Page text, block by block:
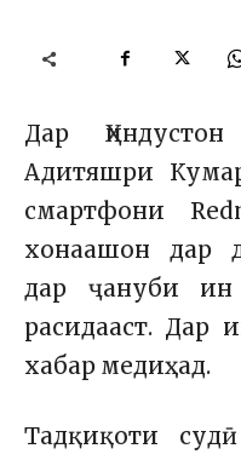
Дар
Адитяшри
смартфони
хонаашон дар
дар ҷануби
расидааст. Дар
хабар медиҳад.
Тадқиқоти